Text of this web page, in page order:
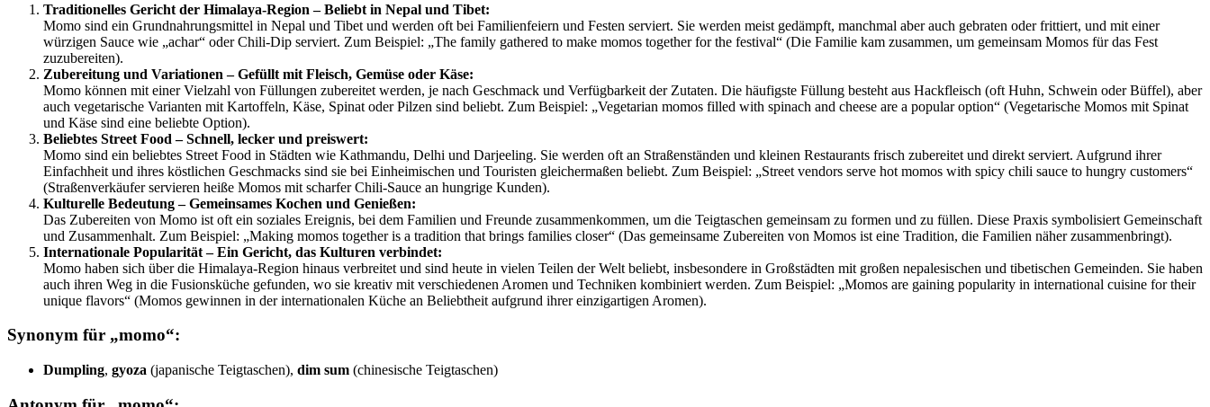
Traditionelles Gericht der Himalaya-Region – Beliebt in Nepal und Tibet:
Momo sind ein Grundnahrungsmittel in Nepal und Tibet und werden oft bei Familienfeiern und Festen serviert. Sie werden meist gedämpft, manchmal aber auch gebraten oder frittiert, und mit einer
würzigen Sauce wie „achar“ oder Chili-Dip serviert. Zum Beispiel: „The family gathered to make momos together for the festival“ (Die Familie kam zusammen, um gemeinsam Momos für das Fest
zuzubereiten).
Zubereitung und Variationen – Gefüllt mit Fleisch, Gemüse oder Käse:
Momo können mit einer Vielzahl von Füllungen zubereitet werden, je nach Geschmack und Verfügbarkeit der Zutaten. Die häufigste Füllung besteht aus Hackfleisch (oft Huhn, Schwein oder Büffel), aber
auch vegetarische Varianten mit Kartoffeln, Käse, Spinat oder Pilzen sind beliebt. Zum Beispiel: „Vegetarian momos filled with spinach and cheese are a popular option“ (Vegetarische Momos mit Spinat
und Käse sind eine beliebte Option).
Beliebtes Street Food – Schnell, lecker und preiswert:
Momo sind ein beliebtes Street Food in Städten wie Kathmandu, Delhi und Darjeeling. Sie werden oft an Straßenständen und kleinen Restaurants frisch zubereitet und direkt serviert. Aufgrund ihrer
Einfachheit und ihres köstlichen Geschmacks sind sie bei Einheimischen und Touristen gleichermaßen beliebt. Zum Beispiel: „Street vendors serve hot momos with spicy chili sauce to hungry customers“
(Straßenverkäufer servieren heiße Momos mit scharfer Chili-Sauce an hungrige Kunden).
Kulturelle Bedeutung – Gemeinsames Kochen und Genießen:
Das Zubereiten von Momo ist oft ein soziales Ereignis, bei dem Familien und Freunde zusammenkommen, um die Teigtaschen gemeinsam zu formen und zu füllen. Diese Praxis symbolisiert Gemeinschaft
und Zusammenhalt. Zum Beispiel: „Making momos together is a tradition that brings families closer“ (Das gemeinsame Zubereiten von Momos ist eine Tradition, die Familien näher zusammenbringt).
Internationale Popularität – Ein Gericht, das Kulturen verbindet:
Momo haben sich über die Himalaya-Region hinaus verbreitet und sind heute in vielen Teilen der Welt beliebt, insbesondere in Großstädten mit großen nepalesischen und tibetischen Gemeinden. Sie haben
auch ihren Weg in die Fusionsküche gefunden, wo sie kreativ mit verschiedenen Aromen und Techniken kombiniert werden. Zum Beispiel: „Momos are gaining popularity in international cuisine for their
unique flavors“ (Momos gewinnen in der internationalen Küche an Beliebtheit aufgrund ihrer einzigartigen Aromen).
Synonym für „momo“:
Dumpling, gyoza (japanische Teigtaschen), dim sum (chinesische Teigtaschen)